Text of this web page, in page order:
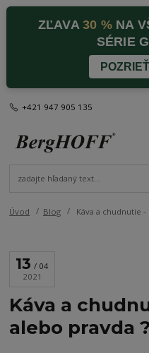
ZĽAVA30 %NA
SÉRIE
+421 947 905 135
Úvod Blog Káva a chudnutie
13
04
2021
Káva a
alebo pravda ?